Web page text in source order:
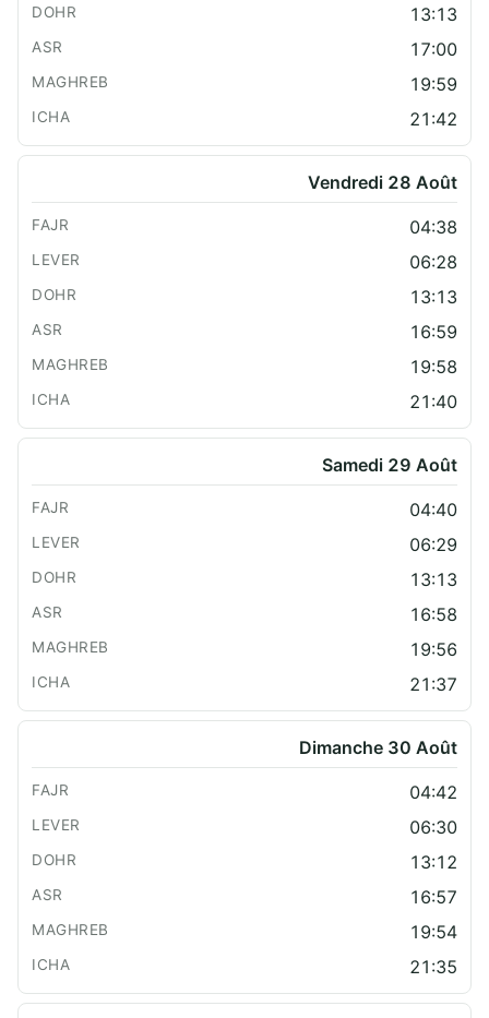
13:13
17:00
19:59
21:42
Vendredi 28 Août
04:38
06:28
13:13
16:59
19:58
21:40
Samedi 29 Août
04:40
06:29
13:13
16:58
19:56
21:37
Dimanche 30 Août
04:42
06:30
13:12
16:57
19:54
21:35